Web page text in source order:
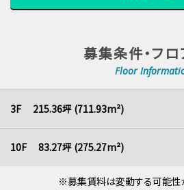
募集条件・フ
Floor
3F 215.36坪 (711.93m²)
10F 83.27坪 (275.27m²)
※募集賃料は変動する可能性